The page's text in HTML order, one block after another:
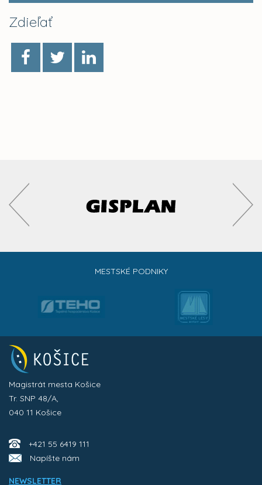
Zdieľať
MESTSKÉ PODNIKY
Magistrát mesta Košice
Tr. SNP 48/A,
040 11 Košice
+421 55 6419 111
Napíšte nám
NEWSLETTER